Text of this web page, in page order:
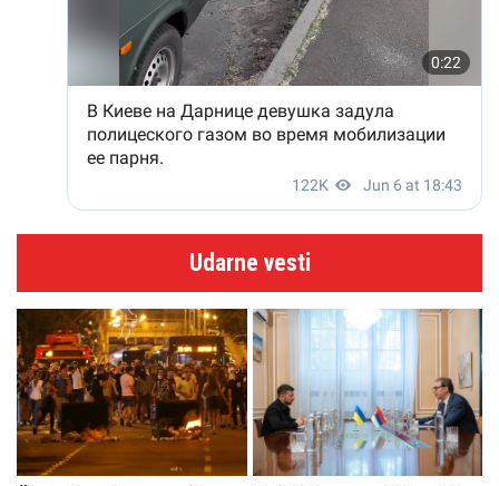
Udarne vesti